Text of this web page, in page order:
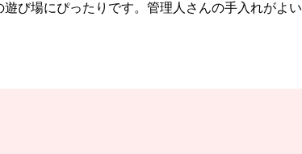
び場にぴったりです。管理人さんの手入れがよい